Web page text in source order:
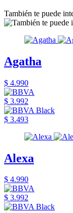
También te puede
Agatha
$ 4.990
$ 3.992
$ 3.493
Alexa
$ 4.990
$ 3.992